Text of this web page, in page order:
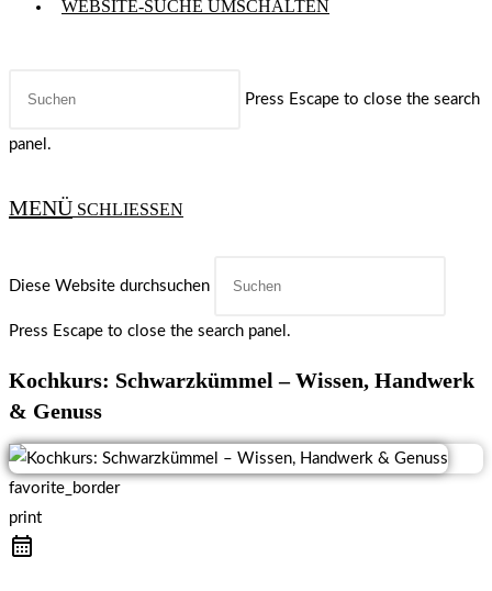
WEBSITE-SUCHE UMSCHALTEN
Press Escape to close the search
panel.
MENÜ SCHLIESSEN
Diese Website durchsuchen
Press Escape to close the search panel.
Kochkurs: Schwarzkümmel – Wissen, Handwerk
& Genuss
favorite_border
print